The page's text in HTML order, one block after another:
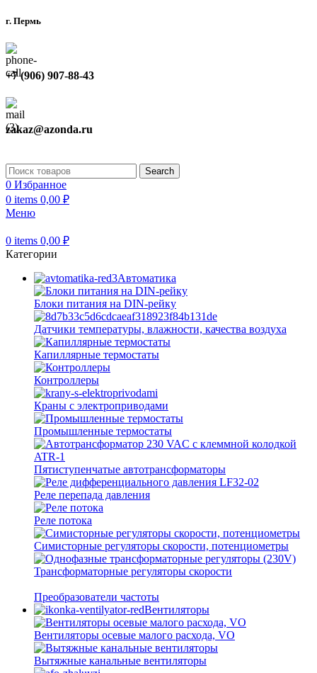
г. Пермь
+7 (906) 907-88-43
zakaz@azonda.ru
Search
0 Избранное
0 items 0,00 ₽
Меню
0 items 0,00 ₽
Категории
Автоматика
Блоки питания на DIN-рейку
Датчики температуры, влажности, качества воздуха
Капиллярные термостаты
Контроллеры
Краны с электроприводами
Промышленные термостаты
Пятиступенчатые автотрансформаторы
Реле перепада давления
Реле потока
Симисторные регуляторы скорости, потенциометры
Трансформаторные регуляторы скорости
Преобразователи частоты
Вентиляторы
Вентиляторы осевые малого расхода, VO
Вытяжные канальные вентиляторы